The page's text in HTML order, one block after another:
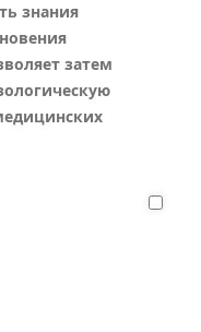
знания
затем